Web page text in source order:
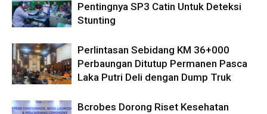
Pentingnya SP3 Catin Untuk Deteksi
Stunting
Perlintasan Sebidang KM 36+000
Perbaungan Ditutup Permanen Pasca
Laka Putri Deli dengan Dump Truk
Bcrobes Dorong Riset Kesehatan